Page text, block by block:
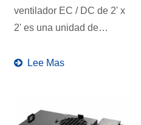
ventilador EC / DC de 2' x
2' es una unidad de
Lee Mas